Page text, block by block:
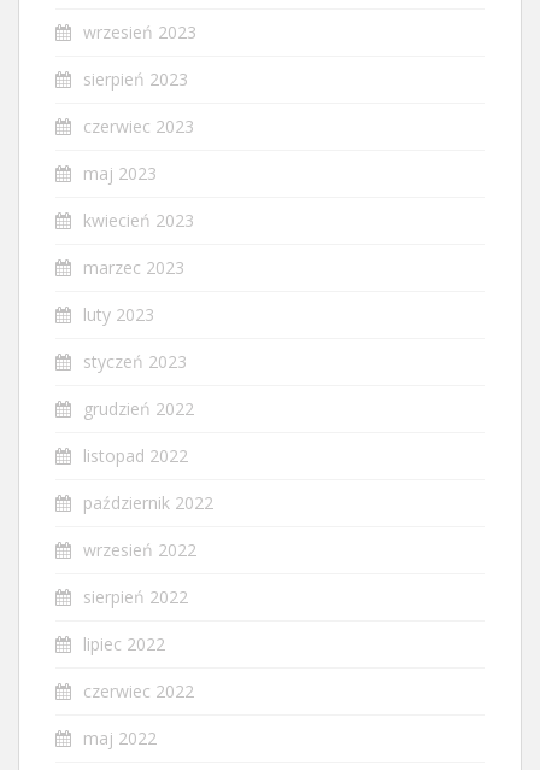
wrzesień 2023
sierpień 2023
czerwiec 2023
maj 2023
kwiecień 2023
marzec 2023
luty 2023
styczeń 2023
grudzień 2022
listopad 2022
październik 2022
wrzesień 2022
sierpień 2022
lipiec 2022
czerwiec 2022
maj 2022